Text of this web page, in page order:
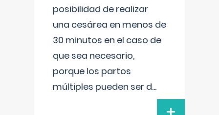
posibilidad de realizar
una cesárea en menos de
30 minutos en el caso de
que sea necesario,
porque los partos
múltiples pueden ser d...